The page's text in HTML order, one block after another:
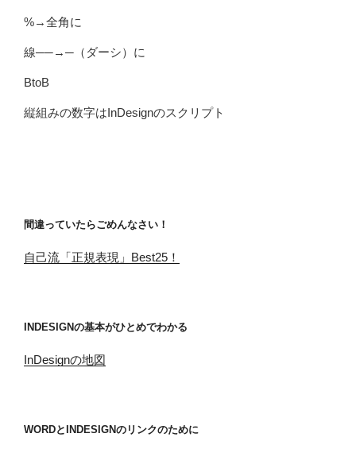
%→全角に
線──→─（ダーシ）に
BtoB
縦組みの数字はInDesignのスクリプト
間違っていたらごめんなさい！
自己流「正規表現」Best25！
INDESIGNの基本がひとめでわかる
InDesignの地図
WORDとINDESIGNのリンクのために